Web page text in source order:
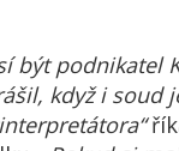
být podnikatel
když i soud